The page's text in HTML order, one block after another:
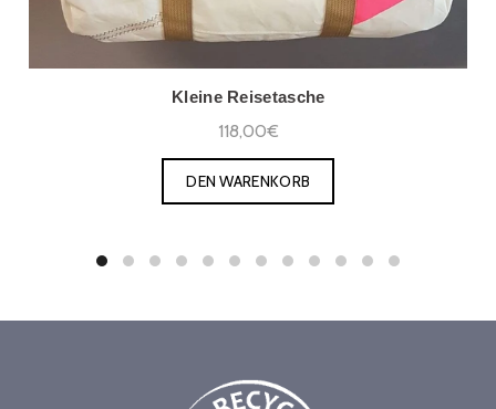
Kleine Reisetasche
118,00€
DEN WARENKORB